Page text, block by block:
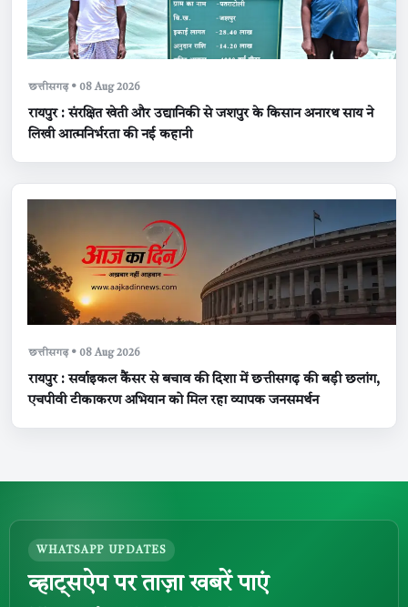
छत्तीसगढ़ • 08 Aug 2026
रायपुर : संरक्षित खेती और उद्यानिकी से जशपुर के किसान अनारथ साय ने
लिखी आत्मनिर्भरता की नई कहानी
छत्तीसगढ़ • 08 Aug 2026
रायपुर : सर्वाइकल कैंसर से बचाव की दिशा में छत्तीसगढ़ की बड़ी छलांग,
एचपीवी टीकाकरण अभियान को मिल रहा व्यापक जनसमर्थन
WHATSAPP UPDATES
व्हाट्सऐप पर ताज़ा खबरें पाएं